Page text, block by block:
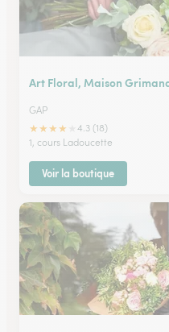
Art Floral, Maison
GAP
★★★★
4.3 (18)
1, cours Ladoucette
Voir la boutique